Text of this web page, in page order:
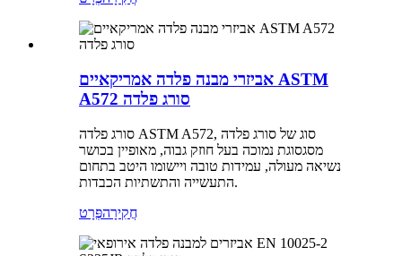
אביזרי מבנה פלדה אמריקאיים ASTM
A572 סורג פלדה
סורג פלדה ASTM A572, סוג של סורג פלדה
מסגסוגת נמוכה בעל חוזק גבוה, מאופיין בכושר
נשיאה מעולה, עמידות טובה ויישומו היטב בתחום
התעשייה והתשתיות הכבדות.
חֲקִירָהפְּרָט